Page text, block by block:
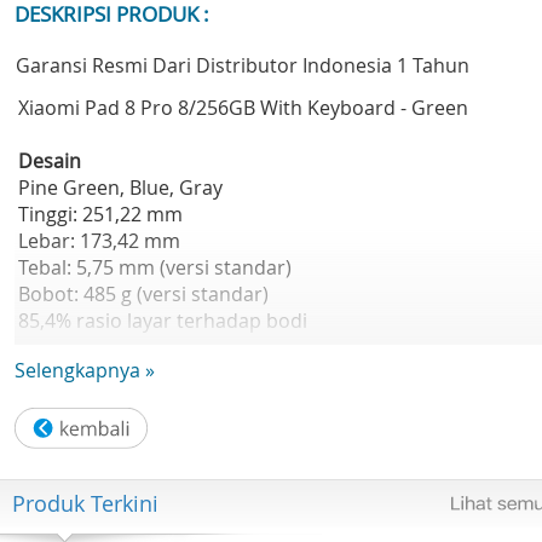
DESKRIPSI PRODUK :
Garansi Resmi Dari Distributor Indonesia 1 Tahun
Xiaomi Pad 8 Pro 8/256GB With Keyboard - Green
Desain
Pine Green, Blue, Gray
Tinggi: 251,22 mm
Lebar: 173,42 mm
Tebal: 5,75 mm (versi standar)
Bobot: 485 g (versi standar)
85,4% rasio layar terhadap bodi
Layar
11,2 inci
3:02
3200 x 2136, 345 ppi
Hingga 144Hz
Hingga 360Hz
Selengkapnya »
Produk Terkini